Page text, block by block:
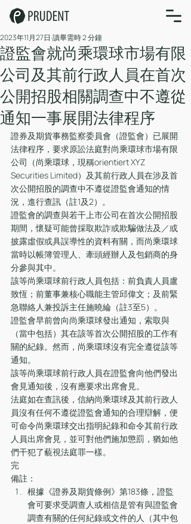
證監會就尚乘環球市場有限
公司及其前行政人員在首次
公開招股相關調查中不遵從
通知一事展開法律程序
2023年11月27日 讀畢需時 2 分鐘
證券及期貨事務監察委員會（證監會）已展開
法律程序，要求原訟法庭對尚乘環球市場有限
公司（尚乘環球，現稱orientiert XYZ
Securities Limited）及其前行政人員在涉及首
次公開招股的調查中不遵從證監會通知的情
況，進行查訊（註1及2）。
證監會的調查與若干上市公司在首次公開招股
期間，懷疑可能曾採取欺詐或欺騙做法及／或
披露虛假或具誤導性的資料有關，而尚乘環球
當時以帳簿管理人、牽頭經辦人及包銷商的身
分參與其中。
該等尚乘環球前行政人員包括：前負責人員盧
致恆；前董事兼核心職能主管邱偉文；及前緊
急聯絡人兼投訴主任施曉綸（註3至5）。
證監會早前曾向尚乘環球發出通知，索取與
（當中包括）其在該等首次公開招股的工作有
關的紀錄。然而，尚乘環球沒有完全遵從該等
通知。
該等尚乘環球前行政人員在證監會向他們發出
會見通知後，沒有應要求出席會見。
法庭如在查訊後，信納尚乘環球及其前行政人
員沒有任何不遵從證監會通知的合理辯解，便
可命令尚乘環球交出指明紀錄和命令其前行政
人員出席會見，並可對他們施加懲罰，猶如他
們干犯了藐視法庭罪一樣。
完
備註：
根據《證券及期貨條例》第183條，證監
會可要求受調查人或相信是管有與證監會
調查有關的任何紀錄或文件的人（其中包